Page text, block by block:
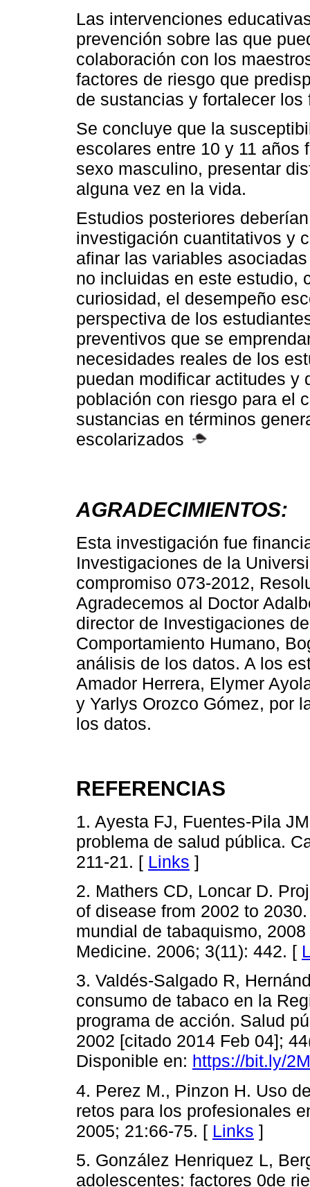
Las intervenciones
prevención sobre las que
colaboración con los
factores de riesgo que
de sustancias y fortalecer los
Se concluye que la
escolares entre 10 y 11 años
sexo masculino, presentar
alguna vez en la vida.
Estudios posteriores
investigación cuantitativos y
afinar las variables
no incluidas en este estudio,
curiosidad, el desempeño
perspectiva de los
preventivos que se
necesidades reales de los
puedan modificar actitudes y
población con riesgo para el
sustancias en términos
escolarizados
AGRADECIMIENTOS:
Esta investigación fue
Investigaciones de la
compromiso 073-2012,
Agradecemos al Doctor
director de Investigaciones
Comportamiento Humano,
análisis de los datos. A los
Amador Herrera, Elymer
y Yarlys Orozco Gómez, por
los datos.
REFERENCIAS
1. Ayesta FJ, Fuentes-Pila
problema de salud pública.
211-21. [ Links ]
2. Mathers CD, Loncar D.
of disease from 2002 to
mundial de tabaquismo,
Medicine. 2006; 3(11): 442. [
3. Valdés-Salgado R,
consumo de tabaco en la
programa de acción. Salud
2002 [citado 2014 Feb 04];
Disponible en: https://bit.ly/
4. Perez M., Pinzon H. Uso
retos para los profesionales
2005; 21:66-75. [ Links ]
5. González Henriquez L,
adolescentes: factores 0de